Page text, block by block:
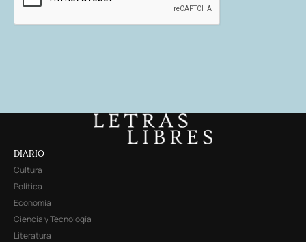
DIARIO
Cultura
Política
Economía
Ciencia y Tecnología
Literatura